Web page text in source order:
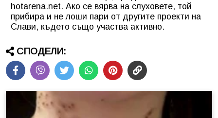
hotarena.net. Ако се вярва на слуховете, той
прибира и не лоши пари от другите проекти на
Слави, където също участва активно.
СПОДЕЛИ: